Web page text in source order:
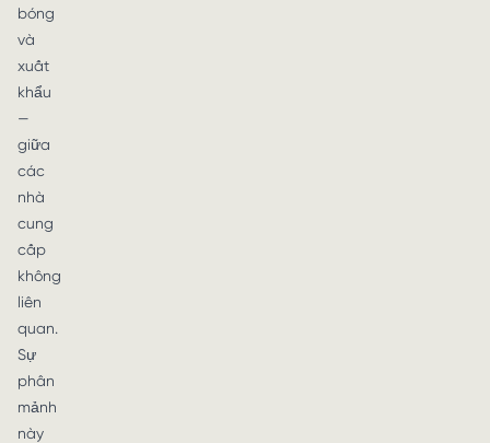
bóng
và
xuất
khẩu
—
giữa
các
nhà
cung
cấp
không
liên
quan.
Sự
phân
mảnh
này